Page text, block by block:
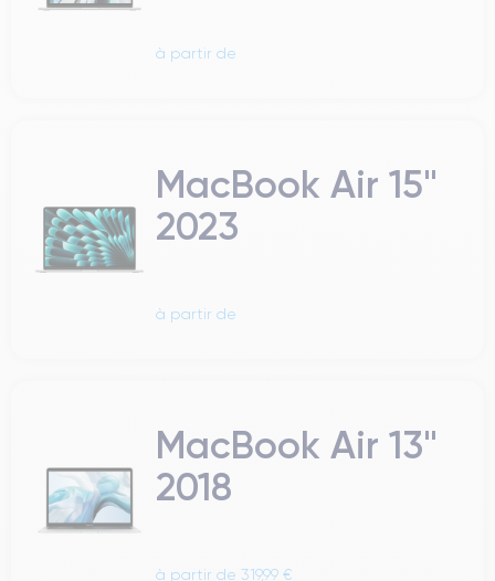
à partir de
MacBook Air 15"
2023
à partir de
MacBook Air 13"
2018
à partir de 319,99 €